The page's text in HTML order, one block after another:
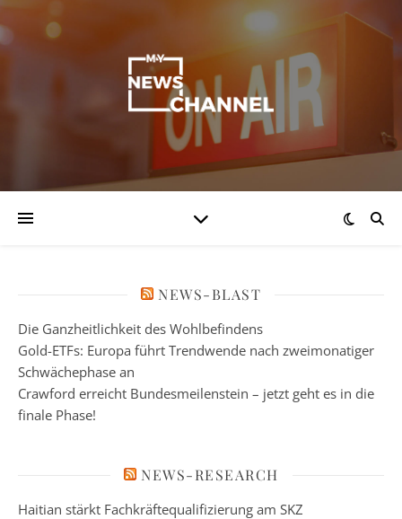
NEWS-BLAST
Die Ganzheitlichkeit des Wohlbefindens
Gold-ETFs: Europa führt Trendwende nach zweimonatiger
Schwächephase an
Crawford erreicht Bundesmeilenstein – jetzt geht es in die
finale Phase!
NEWS-RESEARCH
Haitian stärkt Fachkräftequalifizierung am SKZ